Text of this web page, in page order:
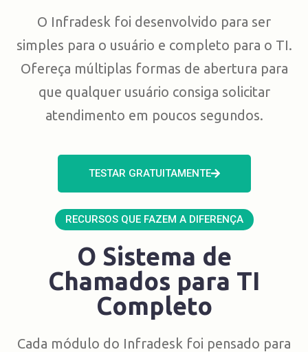
O Infradesk foi desenvolvido para ser
simples para o usuário e completo para o TI.
Ofereça múltiplas formas de abertura para
que qualquer usuário consiga solicitar
atendimento em poucos segundos.
TESTAR GRATUITAMENTE
RECURSOS QUE FAZEM A DIFERENÇA
O Sistema de
Chamados para TI
Completo
Cada módulo do Infradesk foi pensado para